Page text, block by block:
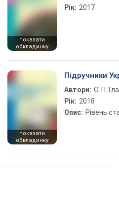
показати
обкладинку
Рік: 2017
показати
обкладинку
Підручники
Автори: О. П.
Рік: 2018
Опис: Рівень